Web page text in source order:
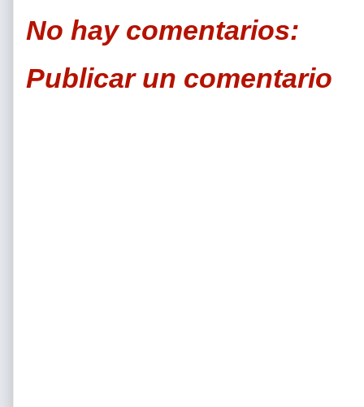
No hay comentarios:
Publicar un comentario